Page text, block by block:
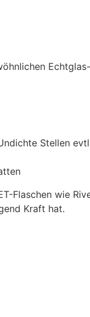
Stellen
Flaschen wie
Kraft hat.